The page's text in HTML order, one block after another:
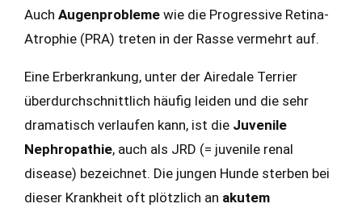
Auch Augenprobleme wie die Progressive Retina-
Atrophie (PRA) treten in der Rasse vermehrt auf.
Eine Erberkrankung, unter der Airedale Terrier
überdurchschnittlich häufig leiden und die sehr
dramatisch verlaufen kann, ist die Juvenile
Nephropathie, auch als JRD (= juvenile renal
disease) bezeichnet. Die jungen Hunde sterben bei
dieser Krankheit oft plötzlich an akutem